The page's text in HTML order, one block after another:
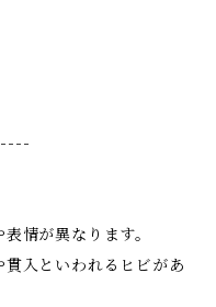
情が異なります。
貫入といわれるヒビがあ